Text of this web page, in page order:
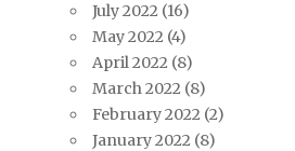
July 2022 (16)
May 2022 (4)
April 2022 (8)
March 2022 (8)
February 2022 (2)
January 2022 (8)